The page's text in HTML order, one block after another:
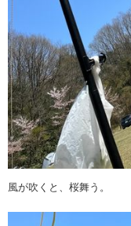
風が吹くと、桜舞う。